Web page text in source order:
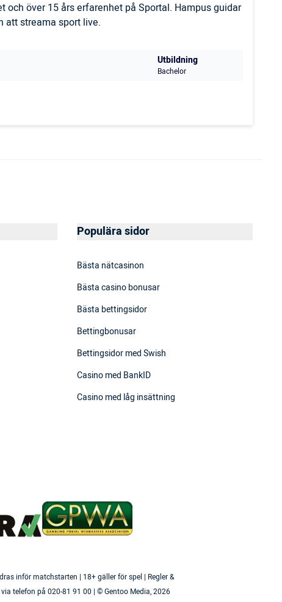
över 15 års erfarenhet på Sportal. Hampus guidar
att streama sport live.
Utbildning
Bachelor
Populära sidor
Bästa nätcasinon
Bästa casino bonusar
Bästa bettingsidor
Bettingbonusar
Bettingsidor med Swish
Casino med BankID
Casino med låg insättning
inför matchstarten | 18+ gäller för spel | Regler &
telefon på 020-81 91 00 | © Gentoo Media,2026